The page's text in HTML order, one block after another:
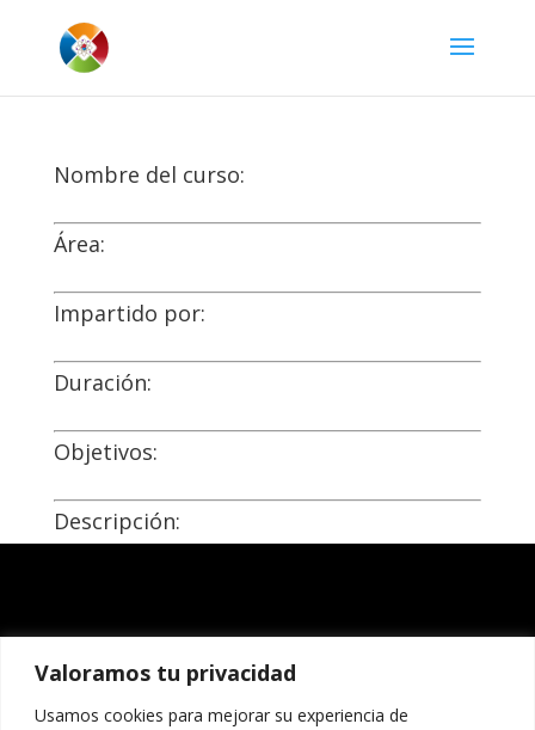
Valoramos tu privacidad
Usamos cookies para mejorar su experiencia de
Nombre del curso:
Área:
Impartido por:
Duración:
Objetivos:
Descripción: